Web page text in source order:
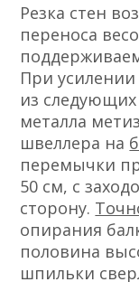
Резка стен
переноса
При
из следующих
металла
швеллера на
перемычки
50 см, с
сторону.
опирания
половина
шпильки